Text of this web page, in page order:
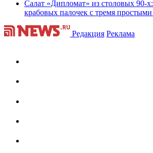
Салат «Дипломат» из столовых 90-
крабовых палочек с тремя
Редакция Реклама